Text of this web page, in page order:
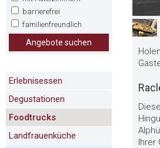
barrierefrei
familienfreundlich
Angebote suchen
Erlebnisessen
Degustationen
Foodtrucks
Landfrauenküche
Ihrer